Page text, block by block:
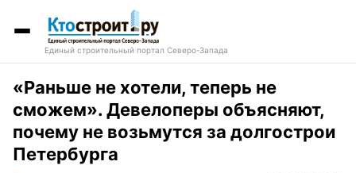
Единый строительный портал Северо-Запада
«Раньше не хотели, теперь не
сможем». Девелоперы объясняют,
почему не возьмутся за долгострои
Петербурга